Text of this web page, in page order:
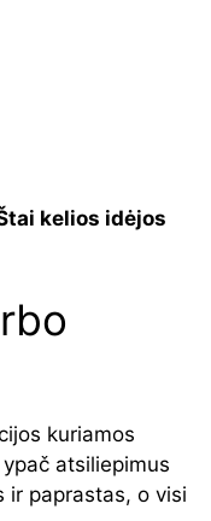
kelios idėjos
kuriamos
atsiliepimus
ir paprastas, o visi